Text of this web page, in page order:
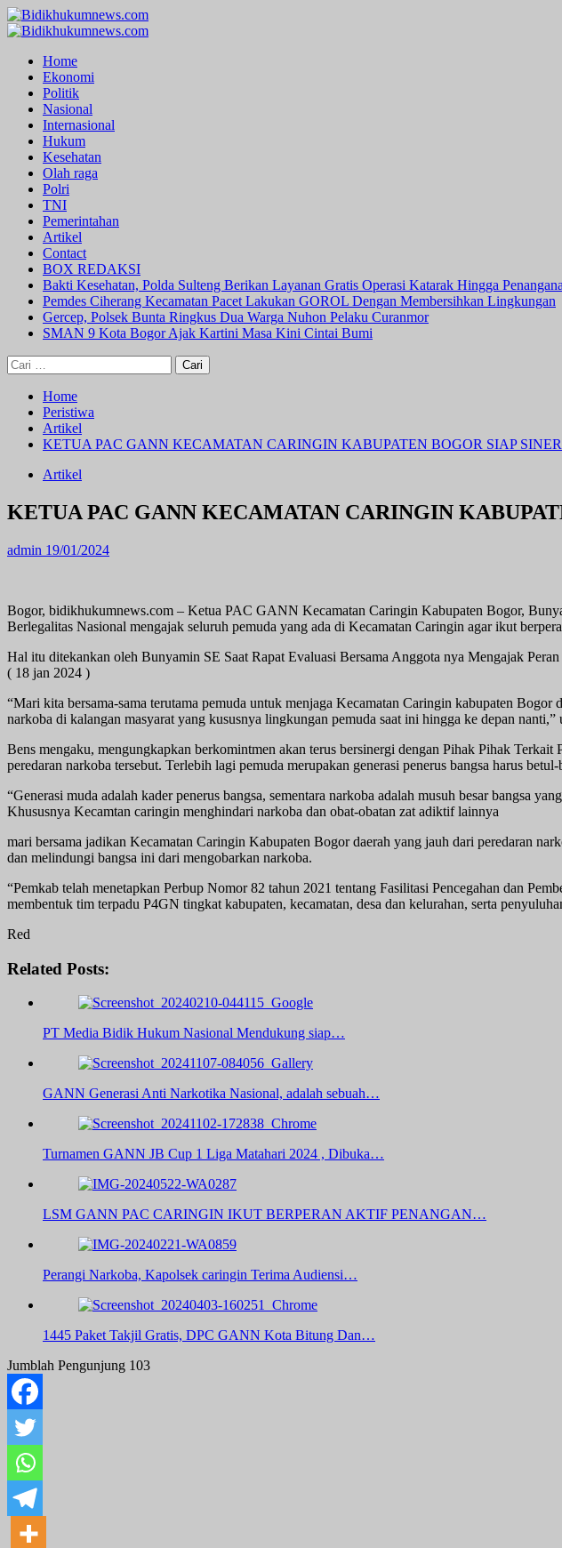
Skip
to
Primary
Home
Ekonomi
Politik
Nasional
Internasional
Hukum
Kesehatan
Olah raga
Polri
TNI
Pemerintahan
Artikel
Contact
BOX REDAKSI
Bakti Kesehatan, Polda Sulteng Berikan Layanan Gratis Operasi Katarak Hingga
Pemdes Ciherang Kecamatan Pacet Lakukan GOROL Dengan Membersihkan Lingkungan
Gercep, Polsek Bunta Ringkus Dua Warga Nuhon Pelaku Curanmor
SMAN 9 Kota Bogor Ajak Kartini Masa Kini Cintai Bumi
Cari
untuk:
Home
Peristiwa
Artikel
KETUA PAC GANN KECAMATAN CARINGIN KABUPATEN BOGOR SIAP
Artikel
KETUA PAC GANN KECAMATAN CARINGIN
admin 19/01/2024
Bogor, bidikhukumnews.com – Ketua PAC GANN Kecamatan Caringin Kabupaten Bogor,
Berlegalitas Nasional mengajak seluruh pemuda yang ada di Kecamatan Caringin agar ikut
Hal itu ditekankan oleh Bunyamin SE Saat Rapat Evaluasi Bersama Anggota nya Mengajak
( 18 jan 2024 )
“Mari kita bersama-sama terutama pemuda untuk menjaga Kecamatan Caringin kabupaten
narkoba di kalangan masyarat yang kususnya lingkungan pemuda saat ini hingga ke depan nanti,”
Bens mengaku, mengungkapkan berkomintmen akan terus bersinergi dengan Pihak Pihak
peredaran narkoba tersebut. Terlebih lagi pemuda merupakan generasi penerus bangsa harus
“Generasi muda adalah kader penerus bangsa, sementara narkoba adalah musuh besar bangsa
Khususnya Kecamtan caringin menghindari narkoba dan obat-obatan zat adiktif lainnya
mari bersama jadikan Kecamatan Caringin Kabupaten Bogor daerah yang jauh dari peredaran
dan melindungi bangsa ini dari mengobarkan narkoba.
“Pemkab telah menetapkan Perbup Nomor 82 tahun 2021 tentang Fasilitasi Pencegahan dan
membentuk tim terpadu P4GN tingkat kabupaten, kecamatan, desa dan kelurahan, serta
Red
Related Posts:
PT Media Bidik Hukum Nasional Mendukung siap…
GANN Generasi Anti Narkotika Nasional, adalah sebuah…
Turnamen GANN JB Cup 1 Liga Matahari 2024 , Dibuka…
LSM GANN PAC CARINGIN IKUT BERPERAN AKTIF PENANGAN…
Perangi Narkoba, Kapolsek caringin Terima Audiensi…
1445 Paket Takjil Gratis, DPC GANN Kota Bitung Dan…
Jumblah Pengunjung 103